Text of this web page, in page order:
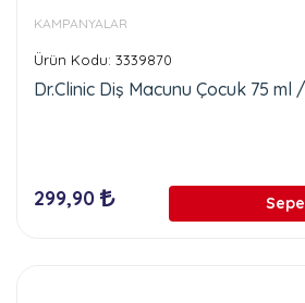
KAMPANYALAR
Ürün Kodu: 3339870
Dr.Clinic Diş Macunu Çocuk 75 ml
299,90